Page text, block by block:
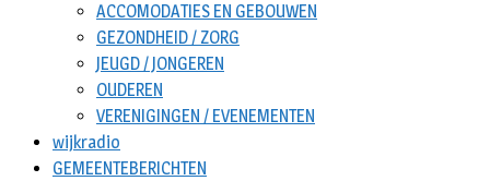
ACCOMODATIES EN GEBOUWEN
GEZONDHEID / ZORG
JEUGD / JONGEREN
OUDEREN
VERENIGINGEN / EVENEMENTEN
wijkradio
GEMEENTEBERICHTEN